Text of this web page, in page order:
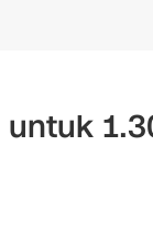
untuk